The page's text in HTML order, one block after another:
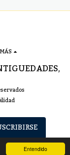
Entendido
MÁS